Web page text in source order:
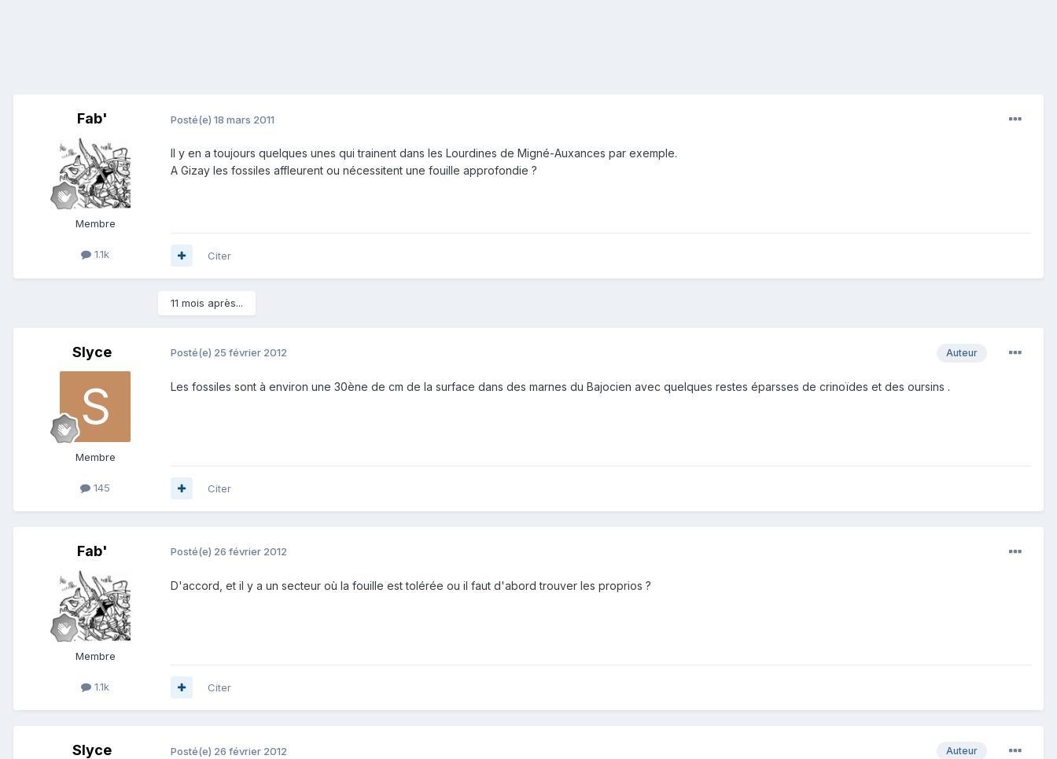
Fab'
Membre
1.1k
Posté(e) 18 mars 2011
Il y en a toujours quelques unes qui trainent dans les Lourdines de Migné-Auxances par exemple.
A Gizay les fossiles affleurent ou nécessitent une fouille approfondie ?
Citer
11 mois après...
Slyce
Membre
145
Auteur
Posté(e) 25 février 2012
Les fossiles sont à environ une 30ène de cm de la surface dans des marnes du Bajocien avec quelques restes éparsses de crinoïdes et des oursins .
Citer
Fab'
Membre
1.1k
Posté(e) 26 février 2012
D'accord, et il y a un secteur où la fouille est tolérée ou il faut d'abord trouver les proprios ?
Citer
Slyce Auteur
Posté(e) 26 février 2012